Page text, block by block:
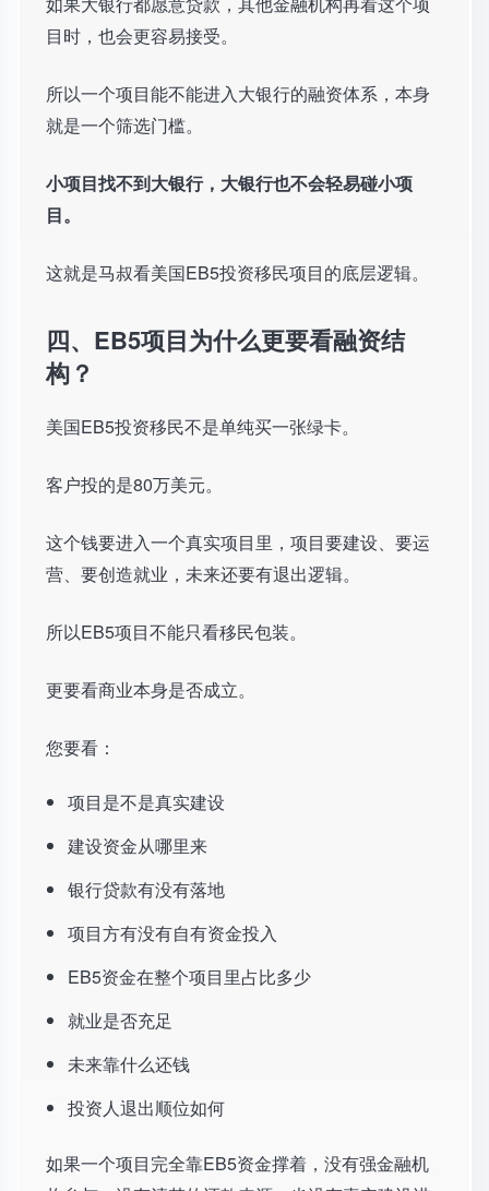
目时，也会更容易接受。
所以一个项目能不能进入大银行的融资体系，本身
就是一个筛选门槛。
小项目找不到大银行，大银行也不会轻易碰小项
目。
这就是马叔看美国EB5投资移民项目的底层逻辑。
四、EB5项目为什么更要看融资结
构？
美国EB5投资移民不是单纯买一张绿卡。
客户投的是80万美元。
这个钱要进入一个真实项目里，项目要建设、要运
营、要创造就业，未来还要有退出逻辑。
所以EB5项目不能只看移民包装。
更要看商业本身是否成立。
您要看：
项目是不是真实建设
建设资金从哪里来
银行贷款有没有落地
项目方有没有自有资金投入
EB5资金在整个项目里占比多少
就业是否充足
未来靠什么还钱
投资人退出顺位如何
如果一个项目完全靠EB5资金撑着，没有强金融机